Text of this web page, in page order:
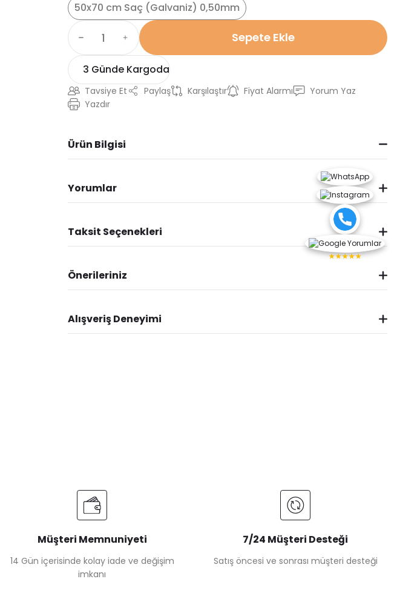
50x70 cm Saç (Galvaniz) 0,50mm
Sepete Ekle
3 Günde Kargoda
Tavsiye Et Paylaş Karşılaştır Fiyat Alarmı
Yorum Yaz
Yazdır
Ürün Bilgisi
Yorumlar
Taksit Seçenekleri
Önerileriniz
Alışveriş Deneyimi
Müşteri Memnuniyeti
14 Gün içerisinde kolay iade ve değişim
imkanı
7/24 Müşteri Desteği
Satış öncesi ve sonrası müşteri desteği
★★★★★